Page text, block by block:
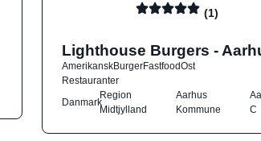
(1)
Lighthouse Burgers -
AmerikanskBurgerFastfoodOst
Restauranter
Danmark
Region
Midtjylland
Aarhus
Kommune
C